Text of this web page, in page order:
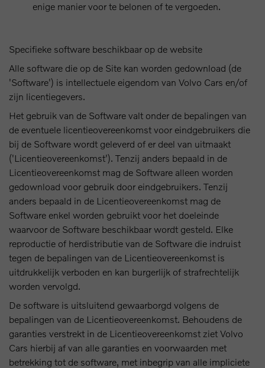
enige manier voor te belonen of te vergoeden.
Specifieke software beschikbaar op de website
Alle software die op de Site kan worden gedownload (de
'Software') is intellectuele eigendom van Volvo Cars en/of
zijn licentiegevers.
Het gebruik van de Software valt onder de bepalingen van
de eventuele licentieovereenkomst voor eindgebruikers die
bij de Software wordt geleverd of er deel van uitmaakt
('Licentieovereenkomst'). Tenzij anders bepaald in de
Licentieovereenkomst mag de Software alleen worden
gedownload voor gebruik door eindgebruikers. Tenzij
anders bepaald in de Licentieovereenkomst mag de
Software enkel worden gebruikt voor het doeleinde
waarvoor de Software beschikbaar wordt gesteld. Elke
reproductie of herdistributie van de Software die indruist
tegen de bepalingen van de Licentieovereenkomst is
uitdrukkelijk verboden en kan burgerlijk of strafrechtelijk
worden vervolgd.
De software is uitsluitend gewaarborgd volgens de
bepalingen van de Licentieovereenkomst. Behoudens de
garanties verstrekt in de Licentieovereenkomst ziet Volvo
Cars hierbij af van alle garanties en voorwaarden met
betrekking tot de software, met inbegrip van alle impliciete